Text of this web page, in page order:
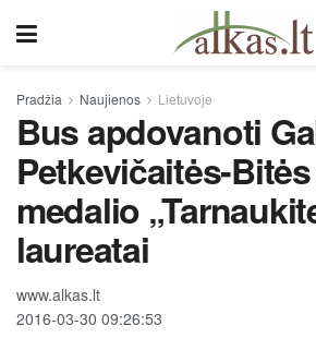
Pradžia Naujienos Lietuvoje
Bus apdovanoti
Petkevičaitės-
medalio
laureatai
www.alkas.lt
2016-03-30 09:26:53